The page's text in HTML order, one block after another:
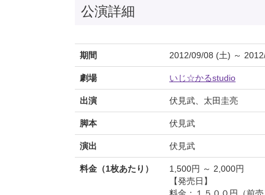
公演詳細
期間 2012/09/08 (土) ～
劇場 いじ☆かるstudio
出演 伏見武、太田圭亮
脚本 伏見武
演出 伏見武
料金（1枚あたり）
1,500円 ～ 2,000円
【発売日】